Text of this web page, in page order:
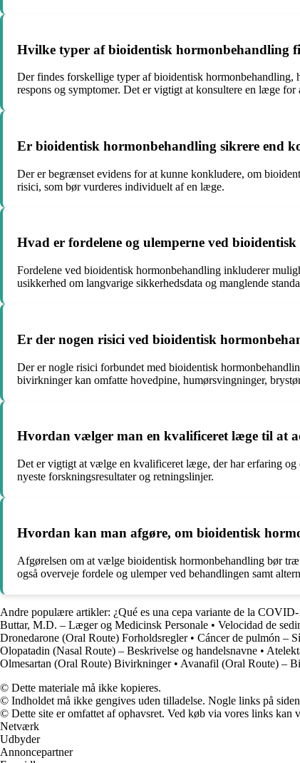
Hvilke typer af bioidentisk hormonbehandling
Der findes forskellige typer af bioidentisk hormonbehandling,
respons og symptomer. Det er vigtigt at konsultere en læge
Er bioidentisk hormonbehandling sikrere end
Der er begrænset evidens for at kunne konkludere, om
risici, som bør vurderes individuelt af en læge.
Hvad er fordelene og ulemperne ved
Fordelene ved bioidentisk hormonbehandling inkluderer
usikkerhed om langvarige sikkerhedsdata og manglende
Er der nogen risici ved bioidentisk
Der er nogle risici forbundet med bioidentisk
bivirkninger kan omfatte hovedpine, humørsvingninger,
Hvordan vælger man en kvalificeret læge til at
Det er vigtigt at vælge en kvalificeret læge, der har erfaring
nyeste forskningsresultater og retningslinjer.
Hvordan kan man afgøre, om bioidentisk
Afgørelsen om at vælge bioidentisk hormonbehandling bør
også overveje fordele og ulemper ved behandlingen samt
Andre populære artikler: ¿Qué es una cepa variante de la
Buttar, M.D. – Læger og Medicinsk Personale • Velocidad de
Dronedarone (Oral Route) Forholdsregler• Cáncer de pulmón –
Olopatadin (Nasal Route) – Beskrivelse og handelsnavne •
Olmesartan (Oral Route) Bivirkninger• Avanafil (Oral Route) –
© Dette materiale må ikke kopieres.
© Indholdet må ikke gengives uden tilladelse. Nogle links på
© Dette site er omfattet af ophavsret. Ved køb via vores links
Netværk
Udbyder
Annoncepartner